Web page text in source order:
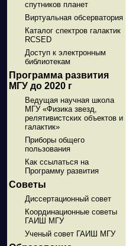
спутников планет
Виртуальная обсерватория
Каталог спектров галактик
RCSED
Доступ к электронным
библиотекам
Программа развития
МГУ до 2020 г
Ведущая научная школа
МГУ «Физика звезд,
релятивистских объектов и
галактик»
Приборы общего
пользования
Как ссылаться на
Программу развития
Советы
Диссертационный совет
Координационные советы
ГАИШ МГУ
Ученый совет ГАИШ МГУ